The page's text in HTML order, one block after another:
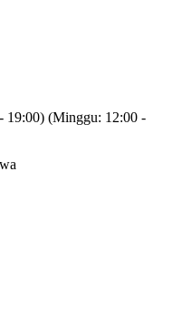
19:00) (Minggu: 12:00 -